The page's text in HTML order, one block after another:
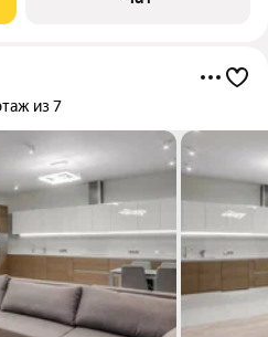
и
из 7